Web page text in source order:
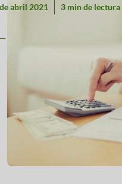
abril 2021 3 min de lectura